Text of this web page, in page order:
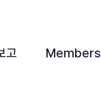
고 Members